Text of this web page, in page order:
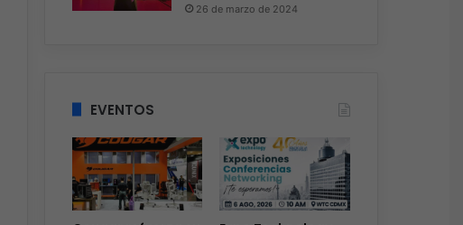
26 de marzo de 2024
EVENTOS